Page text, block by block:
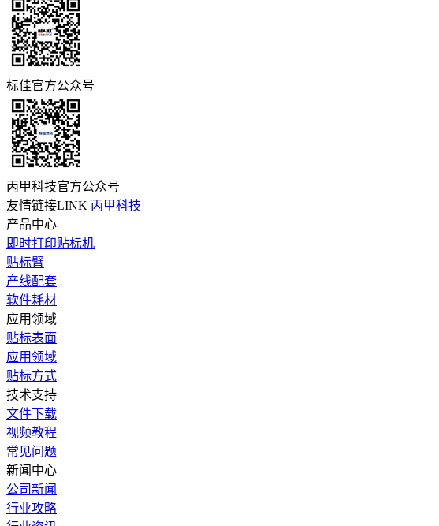
标佳官方公众号
丙甲科技官方公众号
友情链接LINK 丙甲科技
产品中心
即时打印贴标机
贴标臂
产线配套
软件耗材
应用领域
贴标表面
应用领域
贴标方式
技术支持
文件下载
视频教程
常见问题
新闻中心
公司新闻
行业攻略